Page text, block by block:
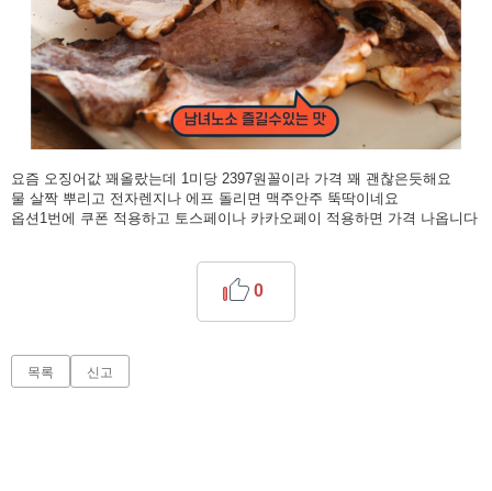
요즘 오징어값 꽤올랐는데 1미당 2397원꼴이라 가격 꽤 괜찮은듯해요
물 살짝 뿌리고 전자렌지나 에프 돌리면 맥주안주 뚝딱이네요
옵션1번에 쿠폰 적용하고 토스페이나 카카오페이 적용하면 가격 나옵니다
0
목록 신고